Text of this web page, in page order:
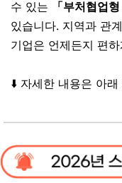
수 있는
「부처협업
있습니다. 지역과 관
기업은 언제든지 편
⬇️ 자세한 내용은 아